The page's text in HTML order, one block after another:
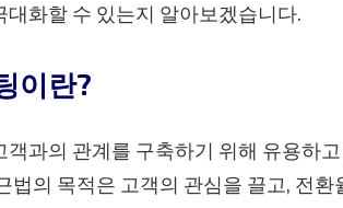
대화할 수 있는지 알아보겠습니다.
이란?
객과의 관계를 구축하기 위해 유용하
법의 목적은 고객의 관심을 끌고, 전